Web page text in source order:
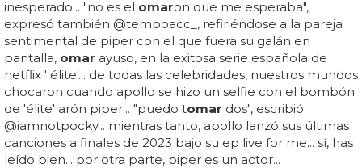
inesperado... "no es el omaron que me esperaba",
expresó también @tempoacc_, refiriéndose a la pareja
sentimental de piper con el que fuera su galán en
pantalla, omar ayuso, en la exitosa serie española de
netflix ' élite'... de todas las celebridades, nuestros mundos
chocaron cuando apollo se hizo un selfie con el bombón
de 'élite' arón piper... "puedo tomar dos", escribió
@iamnotpocky... mientras tanto, apollo lanzó sus últimas
canciones a finales de 2023 bajo su ep live for me... sí, has
leído bien... por otra parte, piper es un actor...